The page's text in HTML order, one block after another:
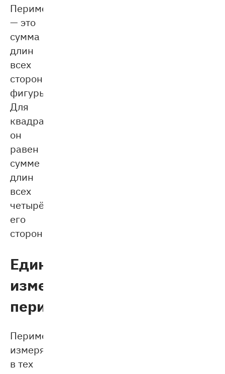
Периметр
— это
сумма
длин
всех
сторон
фигуры.
Для
квадрата
он
равен
сумме
длин
всех
четырёх
его
сторон.
Единицы
измерения
периметра
Периметр
измеряется
в тех